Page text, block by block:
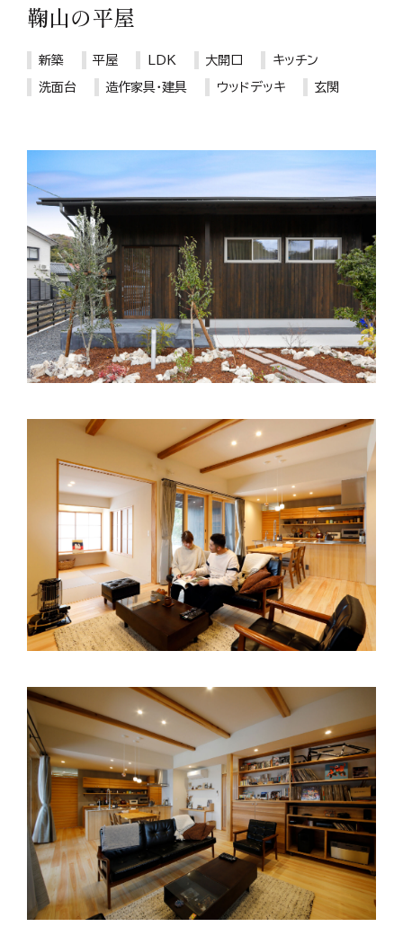
鞠山の平屋
新築 平屋 LDK 大開口 キッチン
洗面台 造作家具・建具 ウッドデッキ 玄関